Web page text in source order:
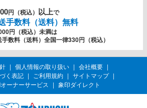
円（税込） 以上で
手数料（送料）無料
円（税込）未満は
手数料（送料）全国一律330円（税込）
個人情報の取り扱い
会社概要
く表記
ご利用規約
サイトマップ
ーナーサービス
象印ダイレクト